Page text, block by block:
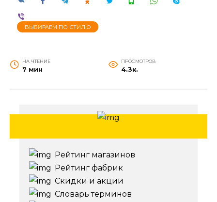
ВЫБИРАЕМ ПО СТИЛЮ
НА ЧТЕНИЕ
7 мин
ПРОСМОТРОВ
4.3к.
Рейтинг магазинов
Рейтинг фабрик
Скидки и акции
Словарь терминов